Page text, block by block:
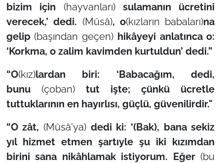
bizim için (hayvanları)sulamanın ücretini
verecek,’ dedi. (Mûsâ), o(kızların babaları)na
gelip (başından geçen) hikâyeyi anlatınca o:
‘Korkma, o zalim kavimden kurtuldun’ dedi.”
“O(kız)lardan biri: ‘Babacağım, dedi,
bunu (çoban)tut işte; çünkü ücretle
tuttuklarının en hayırlısı, güçlü, güvenilirdir."
“O zât, (Mûsâ'ya) dedi ki: ‘(Bak), bana sekiz
yıl hizmet etmen şartıyle şu iki kızımdan
birini sana nikâhlamak istiyorum. Eğer (bu